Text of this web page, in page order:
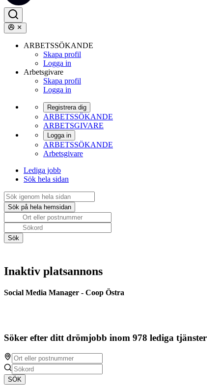
ARBETSSÖKANDE
Skapa profil
Logga in
Arbetsgivare
Skapa profil
Logga in
Registrera dig
ARBETSSÖKANDE
ARBETSGIVARE
Logga in
ARBETSSÖKANDE
Arbetsgivare
Lediga jobb
Sök hela sidan
Inaktiv platsannons
Social Media Manager - Coop Östra
Söker efter ditt drömjobb inom 978 lediga tjänster
SÖK